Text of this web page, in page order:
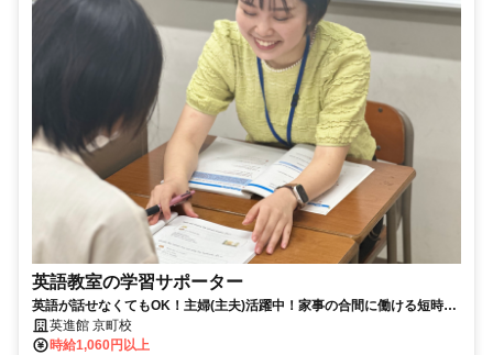
英語教室の学習サポーター
英語が話せなくてもOK！主婦(主夫)活躍中！家事の合間に働ける短時間
のお仕事◎丸つけや発音チェックがメインです☆
英進館 京町校
時給1,060円以上